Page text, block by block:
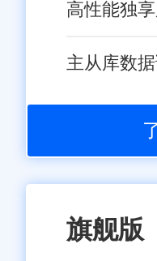
高性能独
主从库数
旗舰版